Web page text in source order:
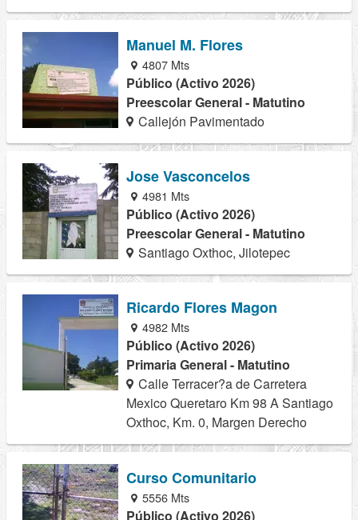
Manuel M. Flores
4807 Mts
Público (Activo 2026)
Preescolar General - Matutino
Callejón Pavimentado
Jose Vasconcelos
4981 Mts
Público (Activo 2026)
Preescolar General - Matutino
Santiago Oxthoc, Jilotepec
Ricardo Flores Magon
4982 Mts
Público (Activo 2026)
Primaria General - Matutino
Calle Terracer?a de Carretera
Mexico Queretaro Km 98 A Santiago
Oxthoc, Km. 0, Margen Derecho
Curso Comunitario
5556 Mts
Público (Activo 2026)